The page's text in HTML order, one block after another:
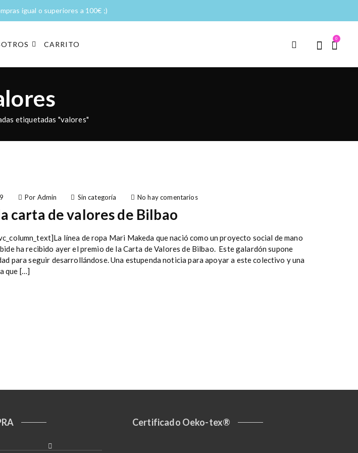
igual o superiores a 100€ ;)
CARRITO
0
etiquetadas "valores"
Por Admin Sin categoría No hay comentarios
carta de valores de Bilbao
línea de ropa Mari Makeda que nació como un proyecto social de mano
ha recibido ayer el premio de la Carta de Valores de Bilbao. Este galardón supone
para seguir desarrollándose. Una estupenda noticia para apoyar a este colectivo y una
que […]
Certificado Oeko-tex®